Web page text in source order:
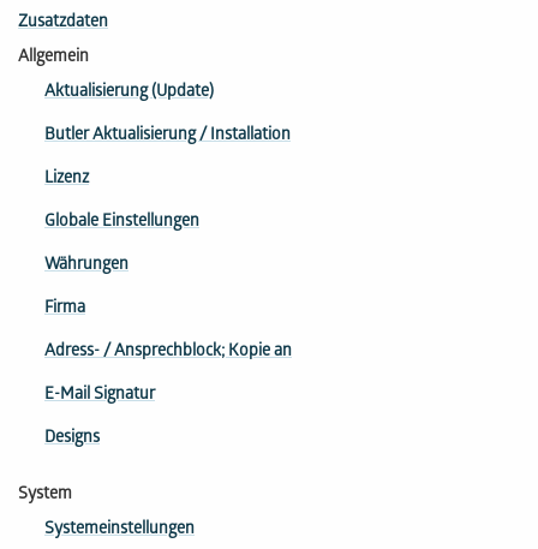
Zusatzdaten
Allgemein
Aktualisierung (Update)
Butler Aktualisierung / Installation
Lizenz
Globale Einstellungen
Währungen
Firma
Adress- / Ansprechblock; Kopie an
E-Mail Signatur
Designs
System
Systemeinstellungen